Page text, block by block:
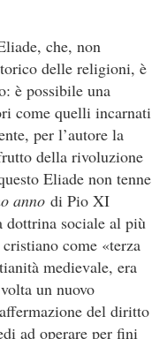
che, non
delle religioni, è
è possibile una
come quelli incarnati
per l’autore la
della rivoluzione
Eliade non tenne
anno di Pio XI
dottrina sociale al più
come «terza
medievale, era
un nuovo
del diritto
ad operare per fini